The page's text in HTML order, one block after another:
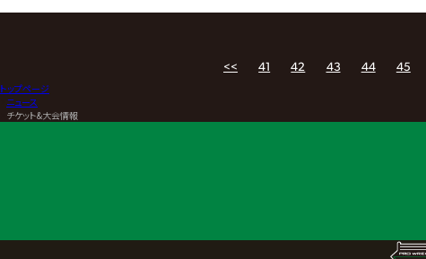
お知らせ
<< 41 42 43 44 45
トップページ
ニュース
チケット&大会情報